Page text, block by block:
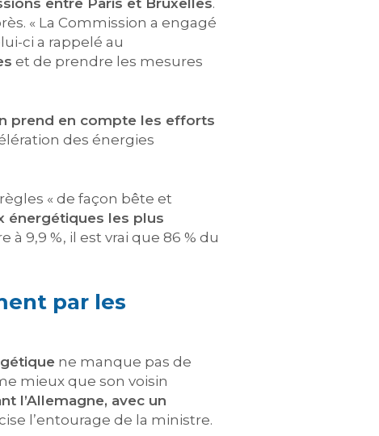
entre Paris et Bruxelles.
« La Commission a engagé
ci a rappelé au
et de prendre les mesures
prend en compte les efforts
des énergies
« de façon bête et
énergétiques les plus
à 9,9 %, il est vrai que 86 % du
par les
ne manque pas de
mieux que son voisin
l’Allemagne, avec un
l’entourage de la ministre.